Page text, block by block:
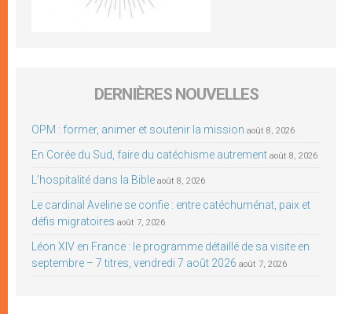
DERNIÈRES NOUVELLES
OPM : former, animer et soutenir la mission août 8, 2026
En Corée du Sud, faire du catéchisme autrement août 8, 2026
L’hospitalité dans la Bible août 8, 2026
Le cardinal Aveline se confie : entre catéchuménat, paix et
défis migratoires août 7, 2026
Léon XIV en France : le programme détaillé de sa visite en
septembre – 7 titres, vendredi 7 août 2026 août 7, 2026